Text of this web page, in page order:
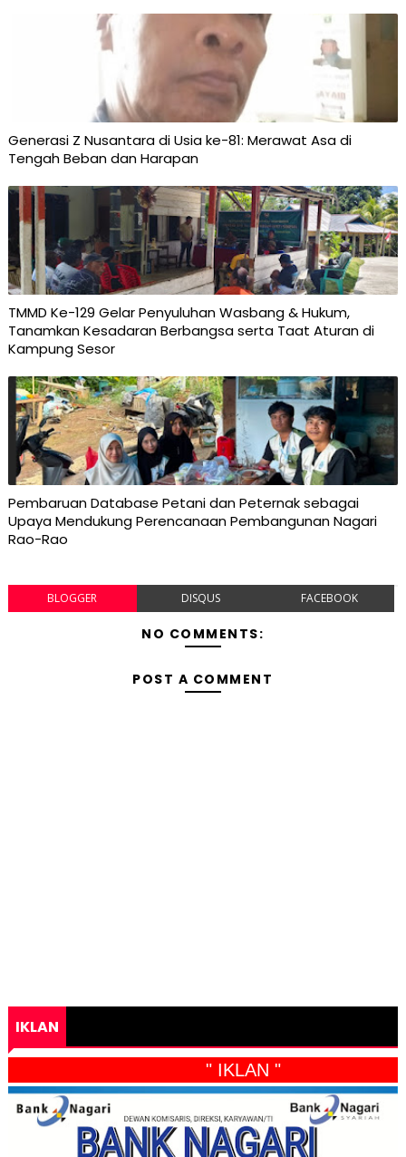
Generasi Z Nusantara di Usia ke-81: Merawat Asa di
Tengah Beban dan Harapan
TMMD Ke-129 Gelar Penyuluhan Wasbang & Hukum,
Tanamkan Kesadaran Berbangsa serta Taat Aturan di
Kampung Sesor
Pembaruan Database Petani dan Peternak sebagai
Upaya Mendukung Perencanaan Pembangunan Nagari
Rao-Rao
BLOGGER DISQUS FACEBOOK
NO COMMENTS:
POST A COMMENT
IKLAN
" IKLAN "